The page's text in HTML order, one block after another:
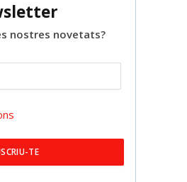
nostres novetats?